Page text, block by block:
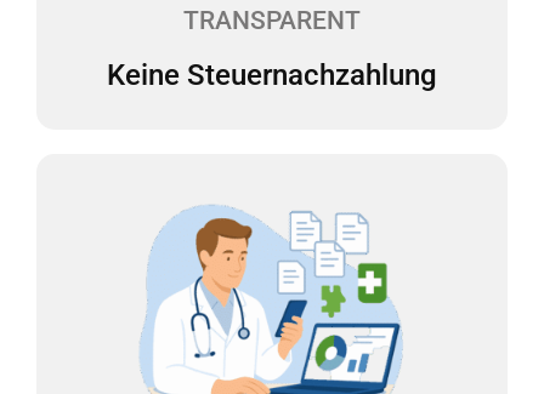
TRANSPARENT
Keine Steuernachzahlung
Steuernachzahlungen fällig werden.
Buchführung abgeben
Sie laden Ihre Belege digital in unsere Web-App
hoch, und wir erledigen den Rest. Alles bleibt
übersichtlich und an einem Ort. Wir erstellen Ihre